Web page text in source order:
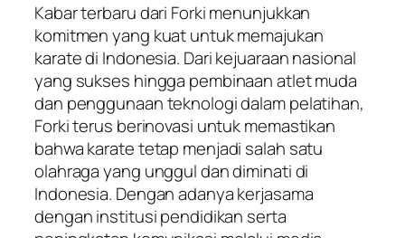
Kabar terbaru dari Forki menunjukkan
komitmen yang kuat untuk memajukan
karate di Indonesia. Dari kejuaraan nasional
yang sukses hingga pembinaan atlet muda
dan penggunaan teknologi dalam pelatihan,
Forki terus berinovasi untuk memastikan
bahwa karate tetap menjadi salah satu
olahraga yang unggul dan diminati di
Indonesia. Dengan adanya kerjasama
dengan institusi pendidikan serta